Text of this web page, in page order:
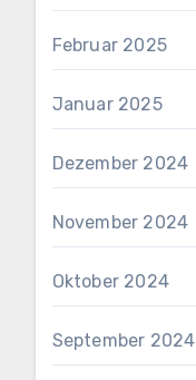
Februar 2025
Januar 2025
Dezember 2024
November 2024
Oktober 2024
September 2024